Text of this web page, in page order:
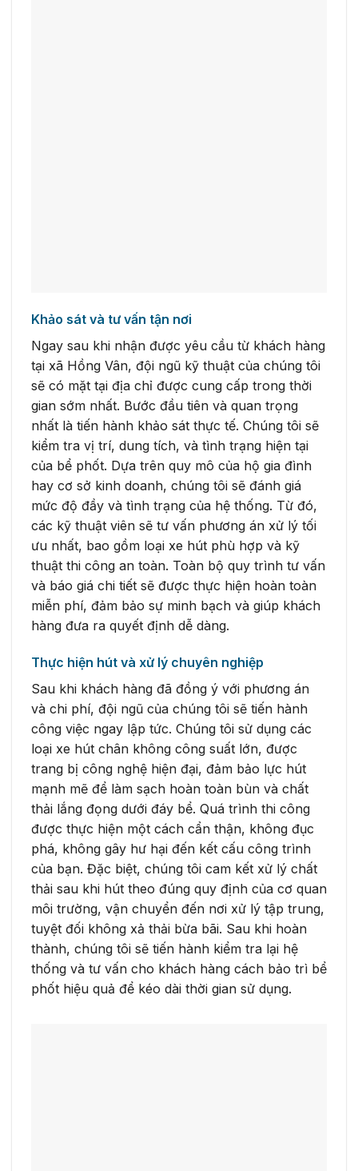
Khảo sát và tư vấn tận nơi
Ngay sau khi nhận được yêu cầu từ khách hàng
tại xã Hồng Vân, đội ngũ kỹ thuật của chúng tôi
sẽ có mặt tại địa chỉ được cung cấp trong thời
gian sớm nhất. Bước đầu tiên và quan trọng
nhất là tiến hành khảo sát thực tế. Chúng tôi sẽ
kiểm tra vị trí, dung tích, và tình trạng hiện tại
của bể phốt. Dựa trên quy mô của hộ gia đình
hay cơ sở kinh doanh, chúng tôi sẽ đánh giá
mức độ đầy và tình trạng của hệ thống. Từ đó,
các kỹ thuật viên sẽ tư vấn phương án xử lý tối
ưu nhất, bao gồm loại xe hút phù hợp và kỹ
thuật thi công an toàn. Toàn bộ quy trình tư vấn
và báo giá chi tiết sẽ được thực hiện hoàn toàn
miễn phí, đảm bảo sự minh bạch và giúp khách
hàng đưa ra quyết định dễ dàng.
Thực hiện hút và xử lý chuyên nghiệp
Sau khi khách hàng đã đồng ý với phương án
và chi phí, đội ngũ của chúng tôi sẽ tiến hành
công việc ngay lập tức. Chúng tôi sử dụng các
loại xe hút chân không công suất lớn, được
trang bị công nghệ hiện đại, đảm bảo lực hút
mạnh mẽ để làm sạch hoàn toàn bùn và chất
thải lắng đọng dưới đáy bể. Quá trình thi công
được thực hiện một cách cẩn thận, không đục
phá, không gây hư hại đến kết cấu công trình
của bạn. Đặc biệt, chúng tôi cam kết xử lý chất
thải sau khi hút theo đúng quy định của cơ quan
môi trường, vận chuyển đến nơi xử lý tập trung,
tuyệt đối không xả thải bừa bãi. Sau khi hoàn
thành, chúng tôi sẽ tiến hành kiểm tra lại hệ
thống và tư vấn cho khách hàng cách bảo trì bể
phốt hiệu quả để kéo dài thời gian sử dụng.